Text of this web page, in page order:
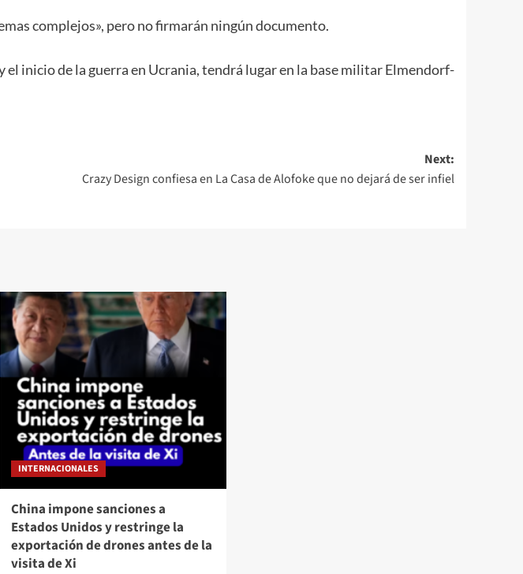
complejos», pero no firmarán ningún documento.
el inicio de la guerra en Ucrania, tendrá lugar en la base militar Elmendorf-
Next:
Crazy Design confiesa en La Casa de Alofoke que no dejará de ser infiel
INTERNACIONALES
China impone sanciones a
Estados Unidos y restringe la
exportación de drones antes de la
visita de Xi